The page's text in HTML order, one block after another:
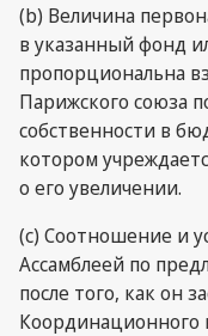
(b) Величина
в указанный фонд
пропорциональна
Парижского союза
собственности в
котором
о его увеличении.
(c) Соотношение и
Ассамблеей по
после того, как он
Координационного